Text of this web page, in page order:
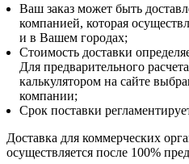
Ваш заказ может быть
компанией, которая
и в Вашем городах;
Стоимость доставки
Для предварительного
калькулятором на сайте
компании;
Срок поставки
Доставка для коммерческих
осуществляется после 100%